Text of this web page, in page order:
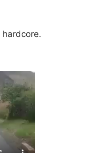
hardcore.